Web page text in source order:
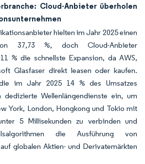
Cloud-Anbieter überholen
hielten im Jahr 2025 einen
37,73 %, doch Cloud-Anbieter
% die schnellste Expansion, da AWS,
Glasfaser direkt leasen oder kaufen.
die im Jahr 2025 14 % des Umsatzes
dedizierte Wellenlängendienste ein, um
York, London, Hongkong und Tokio mit
5 Millisekunden zu verbinden und
die Ausführung von
globalen Aktien- und Derivatemärkten